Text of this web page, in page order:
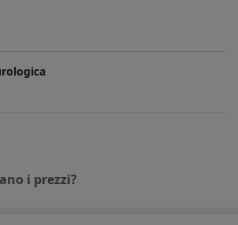
i prezzi?